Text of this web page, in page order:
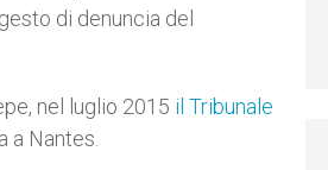
di denuncia del
nel luglio 2015 il Tribunale
a Nantes.